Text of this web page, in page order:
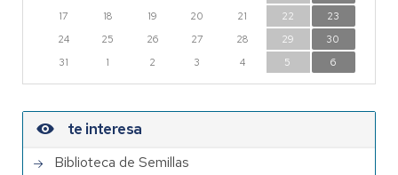
17
18 19 20 21 22
23
24
25 26 27 28 29
30
31
1 2 3 4 5 6
te interesa
Biblioteca de Semillas